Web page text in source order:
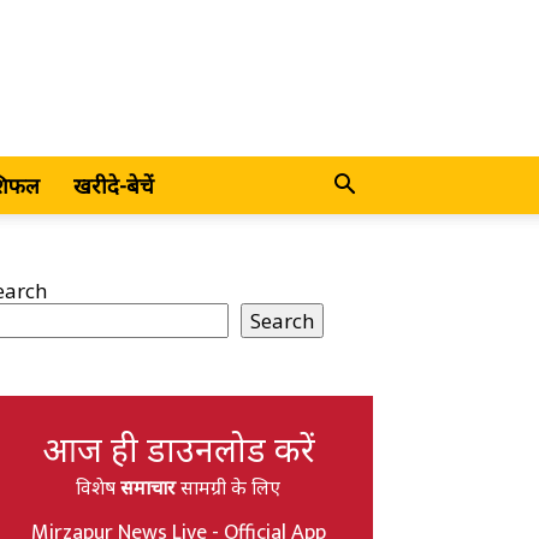
खरीदे-बेचें
Search
आज ही डाउनलोड करें
विशेषसमाचारसामग्री के लिए